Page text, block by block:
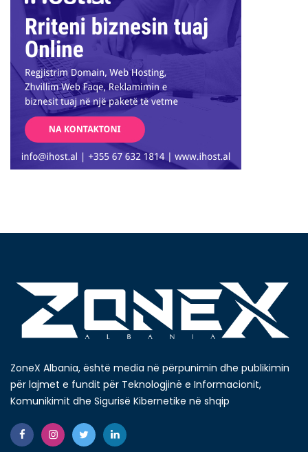
ZoneX Albania, është media në përpunimin dhe publikimin
për lajmet e fundit për Teknologjinë e Informacionit,
Komunikimit dhe Sigurisë Kibernetike në shqip